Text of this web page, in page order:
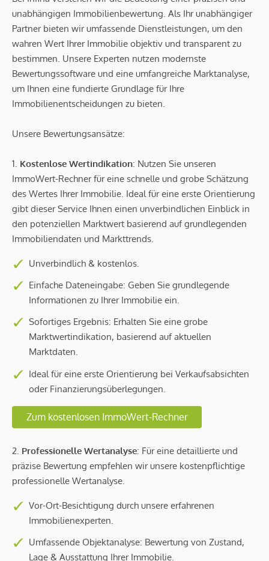
unabhängigen Immobilienbewertung. Als Ihr unabhängiger
Partner bieten wir umfassende Dienstleistungen, um den
wahren Wert Ihrer Immobilie objektiv und transparent zu
bestimmen. Unsere Experten nutzen modernste
Bewertungssoftware und eine umfangreiche Marktanalyse,
um Ihnen eine fundierte Grundlage für Ihre
Immobilienentscheidungen zu bieten.
Unsere Bewertungsansätze:
1. Kostenlose Wertindikation: Nutzen Sie unseren
ImmoWert-Rechner für eine schnelle und grobe Schätzung
des Wertes Ihrer Immobilie. Ideal für eine erste Orientierung
gibt dieser Service Ihnen einen unverbindlichen Einblick in
den potenziellen Marktwert basierend auf grundlegenden
Immobiliendaten und Markttrends.
Unverbindlich & kostenlos.
Einfache Dateneingabe: Geben Sie grundlegende
Informationen zu Ihrer Immobilie ein.
Sofortiges Ergebnis: Erhalten Sie eine grobe
Marktwertindikation, basierend auf aktuellen
Marktdaten.
Ideal für eine erste Orientierung bei Verkaufsabsichten
oder Finanzierungsüberlegungen.
Zum kostenlosen ImmoWert-Rechner
2. Professionelle Wertanalyse: Für eine detaillierte und
präzise Bewertung empfehlen wir unsere kostenpflichtige
professionelle Wertanalyse.
Vor-Ort-Besichtigung durch unsere erfahrenen
Immobilienexperten.
Umfassende Objektanalyse: Bewertung von Zustand,
Lage & Ausstattung Ihrer Immobilie.